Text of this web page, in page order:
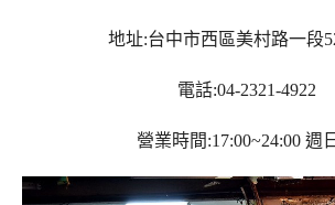
地址:台中市西區美村路一段
電話:04-2321-4922
營業時間:17:00~24:00 週